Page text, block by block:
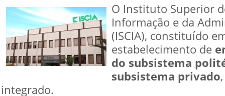
O Instituto Superior
Informação e da
(ISCIA), constituído
estabelecimento de
do subsistema
subsistema privado
integrado.